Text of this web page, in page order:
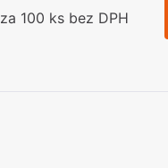
za 100 ks bez DPH